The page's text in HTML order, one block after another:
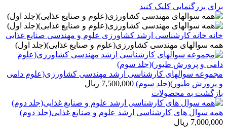
برای بزرگنمایی کلیک کنید
خانه خانه کارشناسی ارشد کشاورزی علوم و مهندسی صنایع غذایی
همه سوالهای مهندسی کشاورزی(علوم و صنایع غذایی)(جلد اول)
مجموعه سوالهای کارشناسی ارشد مهندسی کشاورزی(علوم دامی
و پرورش طیور)(جلد سوم) 7,500,000 ریال
بازگشت به محصولات
همه سوال های کارشناسی ارشد علوم و صنایع غذایی(جلد دوم)
7,000,000 ریال